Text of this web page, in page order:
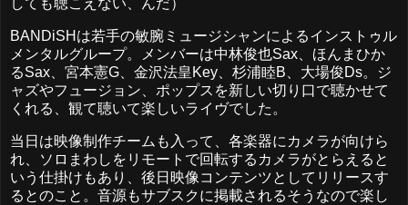
しても聴こえない、んだ）
BANDiSHは若手の敏腕ミュージシャンによるインストゥル
メンタルグループ。メンバーは中林俊也Sax、ほんまひか
るSax、宮本憲G、金沢法皇Key、杉浦睦B、大場俊Ds。ジ
ャズやフュージョン、ポップスを新しい切り口で聴かせて
くれる、観て聴いて楽しいライヴでした。
当日は映像制作チームも入って、各楽器にカメラが向けら
れ、ソロまわしをリモートで回転するカメラがとらえると
いう仕掛けもあり、後日映像コンテンツとしてリリースす
るとのこと。音源もサブスクに掲載されるそうなので楽し